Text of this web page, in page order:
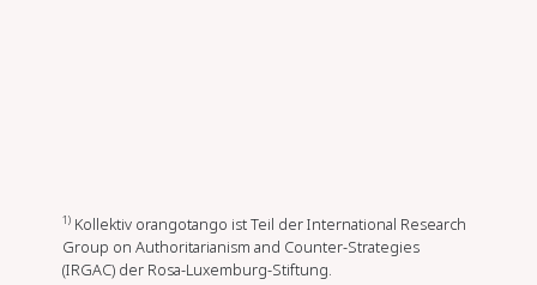
1) Kollektiv orangotango ist Teil der International Research
Group on Authoritarianism and Counter-Strategies
(IRGAC) der Rosa-Luxemburg-Stiftung.